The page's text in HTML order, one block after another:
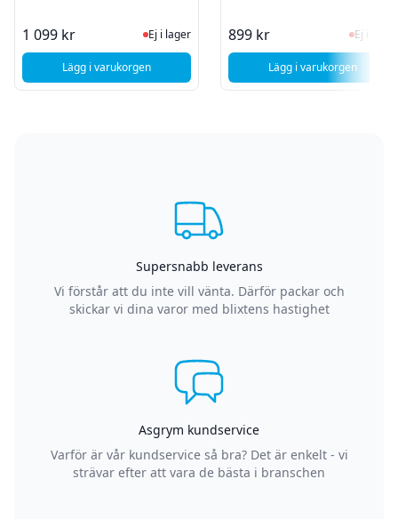
1 099 kr Ej i lager, besök produktsidan för
Ej i lager
Lägg i varukorgen, Oppo A18 - Glas och displaybyte
899 kr Ej i
Ej i lager
Lägg i varukorgen
, Caterpillar Cat
Supersnabb leverans
Vi förstår att du inte vill vänta. Därför packar och
skickar vi dina varor med blixtens hastighet
Asgrym kundservice
Varför är vår kundservice så bra? Det är enkelt - vi
strävar efter att vara de bästa i branschen